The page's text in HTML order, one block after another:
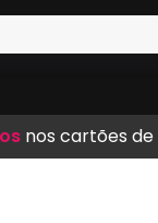
acima
nos cartões
descontono